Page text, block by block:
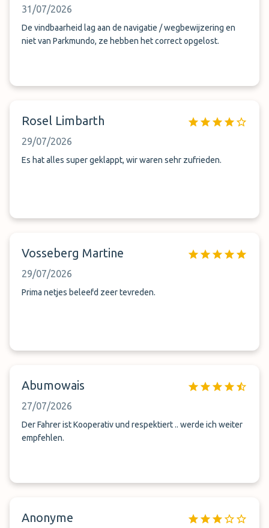
31/07/2026
De vindbaarheid lag aan de navigatie / wegbewijzering en
niet van Parkmundo, ze hebben het correct opgelost.
Rosel Limbarth
29/07/2026
Es hat alles super geklappt, wir waren sehr zufrieden.
Vosseberg Martine
29/07/2026
Prima netjes beleefd zeer tevreden.
Abumowais
27/07/2026
Der Fahrer ist Kooperativ und respektiert .. werde ich weiter
empfehlen.
Anonyme